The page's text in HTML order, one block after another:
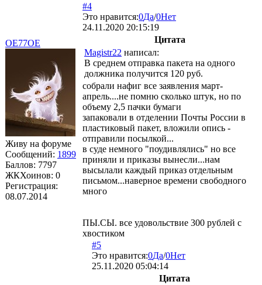
OE77OE
Живу на форуме
Сообщений: 1899
Баллов: 7797
ЖКХоинов: 0
Регистрация:
08.07.2014
#4
Это нравится:0Да/0Нет
24.11.2020 20:15:19
Цитата
Magistr22 написал:
В среднем отправка пакета на одного
должника получится 120 руб.
собрали нафиг все заявления март-
апрель....не помню сколько штук, но по
объему 2,5 пачки бумаги
запаковали в отделении Почты России в
пластиковый пакет, вложили опись -
отправили посылкой...
в суде немного "поудивлялись" но все
приняли и приказы вынесли...нам
высылали каждый приказ отдельным
письмом...наверное времени свободного
много
ПЫ.СЫ. все удовольствие 300 рублей с
хвостиком
#5
Это нравится:0Да/0Нет
25.11.2020 05:04:14
Цитата